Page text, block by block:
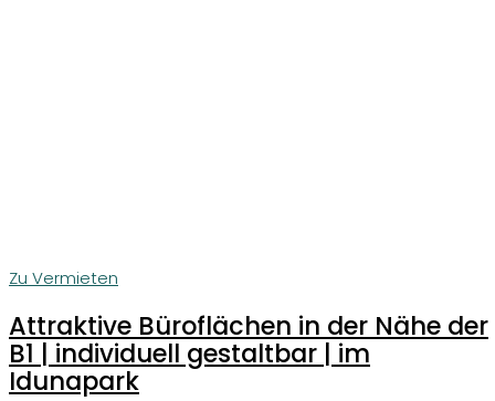
Zu Vermieten
Attraktive Büroflächen in der Nähe der
B1 | individuell gestaltbar | im
Idunapark